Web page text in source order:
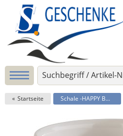
Startseite Schale -HAPPY BUFFET-